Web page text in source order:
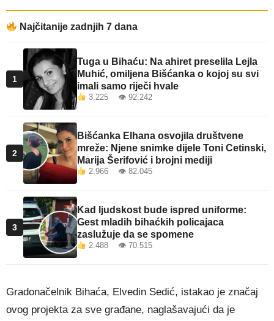
Najčitanije zadnjih 7 dana
1
Tuga u Bihaću: Na ahiret preselila Lejla
Muhić, omiljena Bišćanka o kojoj su svi
imali samo riječi hvale
3.225 👁 92.242
2
Bišćanka Elhana osvojila društvene
mreže: Njene snimke dijele Toni Cetinski,
Marija Šerifović i brojni mediji
2.966 👁 82.045
3
Kad ljudskost bude ispred uniforme:
Gest mladih bihaćkih policajaca
zaslužuje da se spomene
2.488 👁 70.515
Gradonačelnik Bihaća, Elvedin Sedić, istakao je značaj
ovog projekta za sve građane, naglašavajući da je